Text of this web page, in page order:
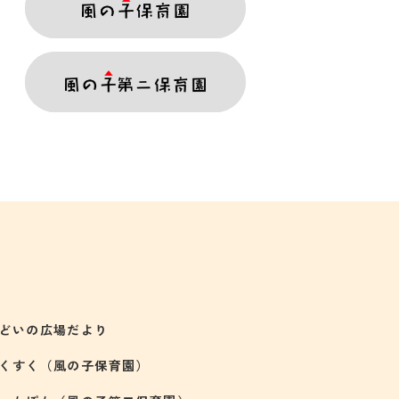
いの広場だより
すく（風の子保育園）